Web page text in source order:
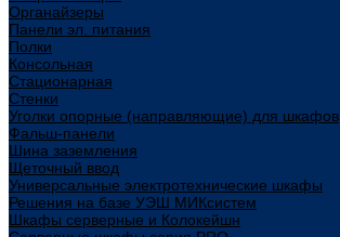
Органайзеры
Панели эл. питания
Полки
Консольная
Стационарная
Стенки
Уголки опорные (направляющие) для шкафов
Фальш-панели
Шина заземления
Щеточный ввод
Универсальные электротехнические шкафы
Решения на базе УЭШ МИКсистем
Шкафы серверные и Колокейшн